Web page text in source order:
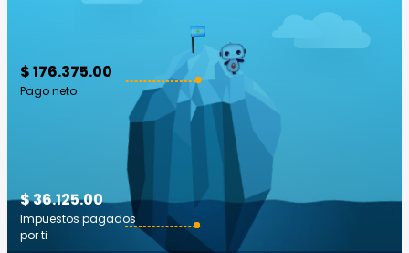
$ 176.375.00
Pago neto
$ 36.125.00
Impuestos pagados
por ti